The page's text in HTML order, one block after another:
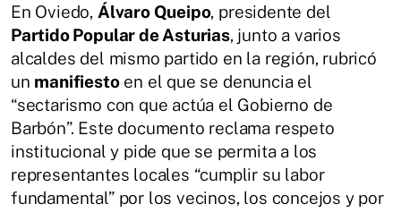
En Oviedo, Álvaro Queipo, presidente del
Partido Popular de Asturias, junto a varios
alcaldes del mismo partido en la región, rubricó
un manifiestoen el que se denuncia el
“sectarismo con que actúa el Gobierno de
Barbón”. Este documento reclama respeto
institucional y pide que se permita a los
representantes locales “cumplir su labor
fundamental” por los vecinos, los concejos y por